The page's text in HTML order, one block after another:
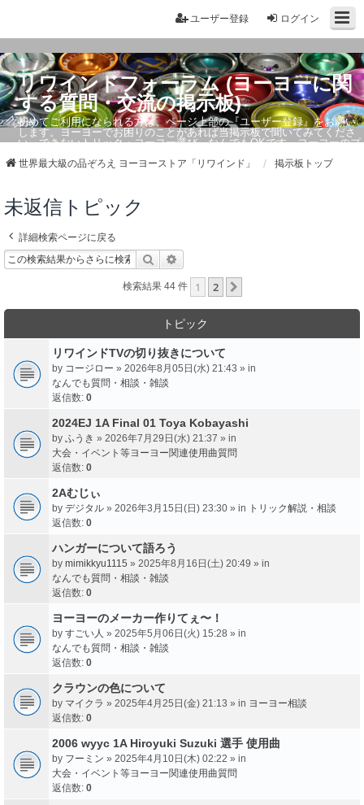
ログイン
ユーザー登録
リワインドフォーラム (ヨーヨーに関
する質問・交流の掲示板)
初めてご利用になられる方は、ページ上部の『ユーザー登録』をお願い
します。ヨーヨーでお困りのことがあれば当掲示板で聞いてみてくださ
い。できないトリック・ヨーヨー選び、なんでもOKです。ヨーヨーのプ
世界最大級の品ぞろえ ヨーヨーストア「リワインド」 掲示板トップ
未返信トピック
詳細検索ページに戻る
検索
検索結果 44 件 1 2
トピック
リワインドTVの切り抜きについて
by コージロー » 2026年8月05日(水) 21:43 » in
なんでも質問・相談・雑談
返信数: 0
2024EJ 1A Final 01 Toya Kobayashi
by ふうき » 2026年7月29日(水) 21:37 » in
大会・イベント等ヨーヨー関連使用曲質問
返信数: 0
2Aむじぃ
by デジタル » 2026年3月15日(日) 23:30 » in トリック解説・相談
返信数: 0
ハンガーについて語ろう
by mimikkyu1115 » 2025年8月16日(土) 20:49 » in
なんでも質問・相談・雑談
返信数: 0
ヨーヨーのメーカー作りてぇ〜！
by すごい人 » 2025年5月06日(火) 15:28 » in
なんでも質問・相談・雑談
返信数: 0
クラウンの色について
by マイクラ » 2025年4月25日(金) 21:13 » in ヨーヨー相談
返信数: 0
2006 wyyc 1A Hiroyuki Suzuki 選手 使用曲
by フーミン » 2025年4月10日(木) 02:22 » in
大会・イベント等ヨーヨー関連使用曲質問
返信数: 0